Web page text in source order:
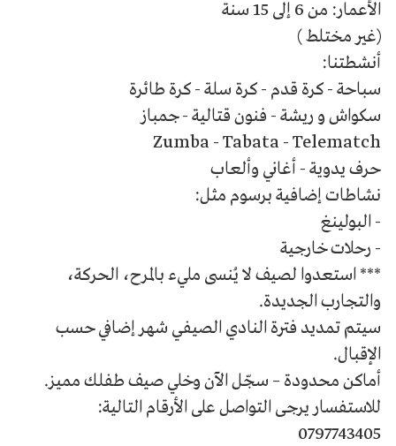
الأعمار: من 6 إلى 15 سنة
(غير مختلط )
أنشطتنا:
سباحة - كرة قدم - كرة سلة - كرة طائرة
سكواش و ريشة - فنون قتالية - جمباز
Zumba - Tabata - Telematch
حرف يدوية - أغاني وألعاب
نشاطات إضافية برسوم مثل:
- البولينغ
- رحلات خارجية
*** استعدوا لصيف لا يُنسى مليء بالمرح، الحركة،
والتجارب الجديدة.
سيتم تمديد فترة النادي الصيفي شهر إضافي حسب
الإقبال.
أماكن محدودة – سجّل الآن وخلي صيف طفلك مميز.
للاستفسار يرجى التواصل على الأرقام التالية:
0797743405